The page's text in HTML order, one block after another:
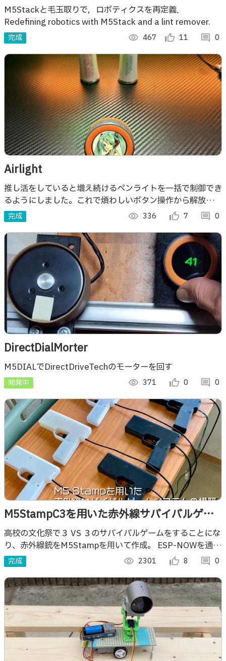
remover
M5Stackと毛玉取りで，ロボティクスを再定義．
Redefining robotics with M5Stack and a lint remover.
完成 visibility 467 thumb_up_alt 11 comment 0
Airlight
推し活をしていると増え続けるペンライトを一括で制御でき
るようにしました。これで煩わしいボタン操作から解放さ
れ、より集中してライブに参加することができるようになり
ます。
完成 visibility 336 thumb_up_alt 7 comment 0
DirectDialMorter
M5DIALでDirectDriveTechのモーターを回す
開発中 visibility 371 thumb_up_alt 0 comment 0
M5StampC3を用いた赤外線サバイバルゲー
ムシステム
高校の文化祭で３ VS ３のサバイバルゲームをすることにな
り、赤外線銃をM5Stampを用いて作成。 ESP-NOWを通し
てUnityで両チームの得点を表示できるようにしました。
完成 visibility 2301 thumb_up_alt 8 comment 0